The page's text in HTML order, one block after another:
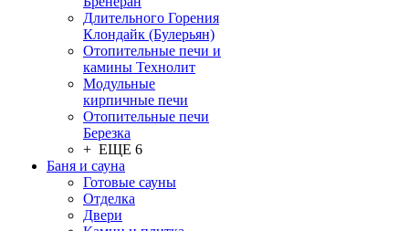
Длительного Горения
Клондайк (Булерьян)
Отопительные печи и
камины Технолит
Модульные
кирпичные печи
Отопительные печи
Березка
+ ЕЩЕ 6
Баня и сауна
Готовые сауны
Отделка
Двери